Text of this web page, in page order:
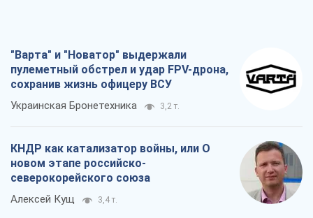
"Варта" и "Новатор" выдержали
пулеметный обстрел и удар FPV-дрона,
сохранив жизнь офицеру ВСУ
Украинская Бронетехника 3,2 т.
КНДР как катализатор войны, или О
новом этапе российско-
северокорейского союза
Алексей Кущ 3,4 т.